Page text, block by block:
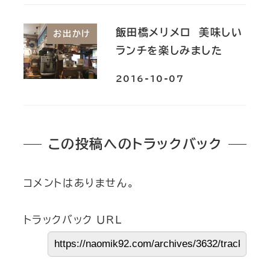
お出かけ
飯田橋メリメロ 美味しい
ランチを楽しみました
2016-10-07
この投稿へのトラックバック
コメントはありません。
トラックバック URL